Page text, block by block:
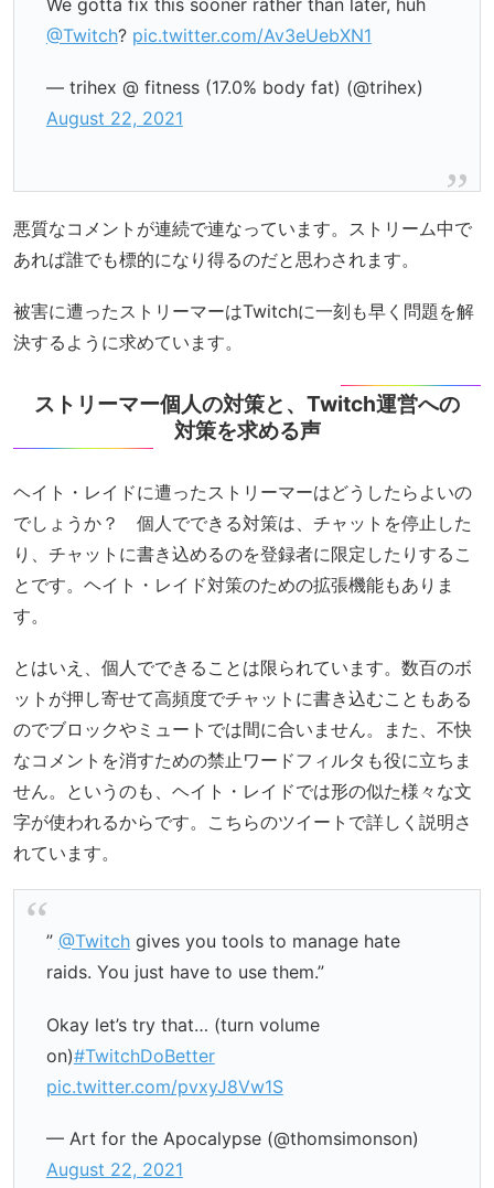
We gotta fix this sooner rather than later, huh
@Twitch? pic.twitter.com/Av3eUebXN1
— trihex @ fitness (17.0% body fat) (@trihex)
August 22, 2021
悪質なコメントが連続で連なっています。ストリーム中で
あれば誰でも標的になり得るのだと思わされます。
被害に遭ったストリーマーはTwitchに一刻も早く問題を解
決するように求めています。
ストリーマー個人の対策と、Twitch運営への
対策を求める声
ヘイト・レイドに遭ったストリーマーはどうしたらよいの
でしょうか？ 個人でできる対策は、チャットを停止した
り、チャットに書き込めるのを登録者に限定したりするこ
とです。ヘイト・レイド対策のための拡張機能もありま
す。
とはいえ、個人でできることは限られています。数百のボ
ットが押し寄せて高頻度でチャットに書き込むこともある
のでブロックやミュートでは間に合いません。また、不快
なコメントを消すための禁止ワードフィルタも役に立ちま
せん。というのも、ヘイト・レイドでは形の似た様々な文
字が使われるからです。こちらのツイートで詳しく説明さ
れています。
” @Twitchgives you tools to manage hate
raids. You just have to use them.”
Okay let’s try that… (turn volume
on)#TwitchDoBetter
pic.twitter.com/pvxyJ8Vw1S
— Art for the Apocalypse (@thomsimonson)
August 22, 2021